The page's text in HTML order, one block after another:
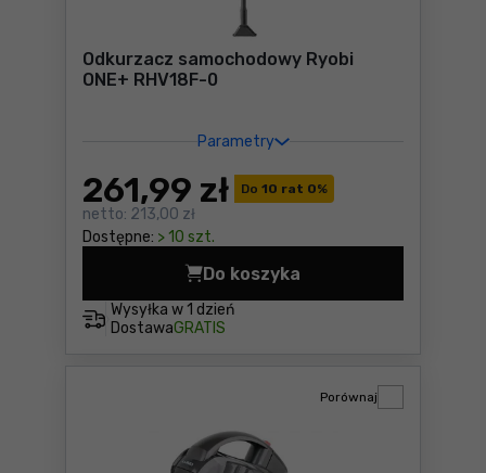
Odkurzacz samochodowy Ryobi
ONE+ RHV18F-0
Parametry
Do 10 rat 0%
261,99 zł
netto: 213,00 zł
Dostępne: > 10 szt.
Wysyłka w 1 dzień
DostawaGRATIS
Do koszyka
Odkurzacz samochodowy
Porównaj